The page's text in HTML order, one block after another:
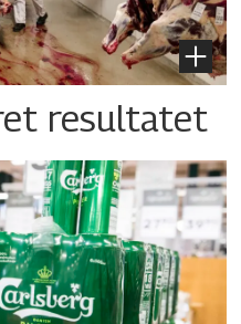
resultatet